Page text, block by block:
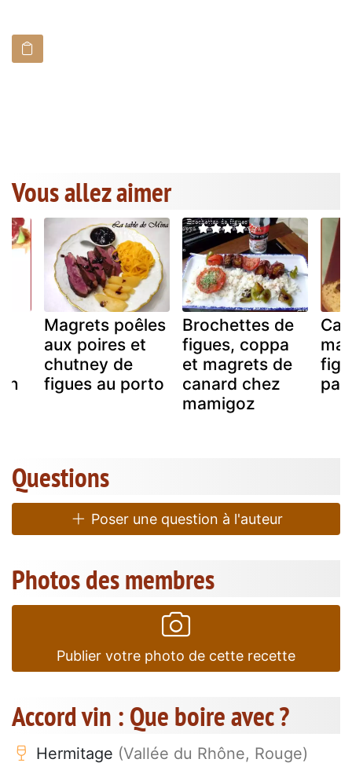
Vous allez aimer
Magrets poêles
aux poires et
chutney de
figues au porto
Brochettes de
figues, coppa
et magrets de
canard chez
mamigoz
par
Questions
Poser une question à l'auteur
Photos des membres
Publier votre photo de cette recette
Accord vin : Que boire avec ?
Hermitage (Vallée du Rhône, Rouge)